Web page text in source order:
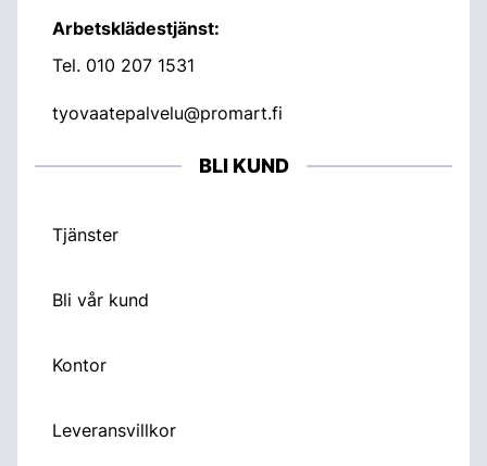
Arbetsklädestjänst:
Tel. 010 207 1531
tyovaatepalvelu@promart.fi
BLI KUND
Tjänster
Bli vår kund
Kontor
Leveransvillkor